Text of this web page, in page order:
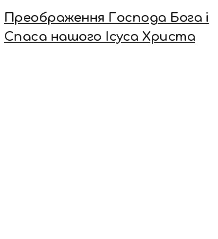
Преображення Господа Бога і
Спаса нашого Ісуса Христа